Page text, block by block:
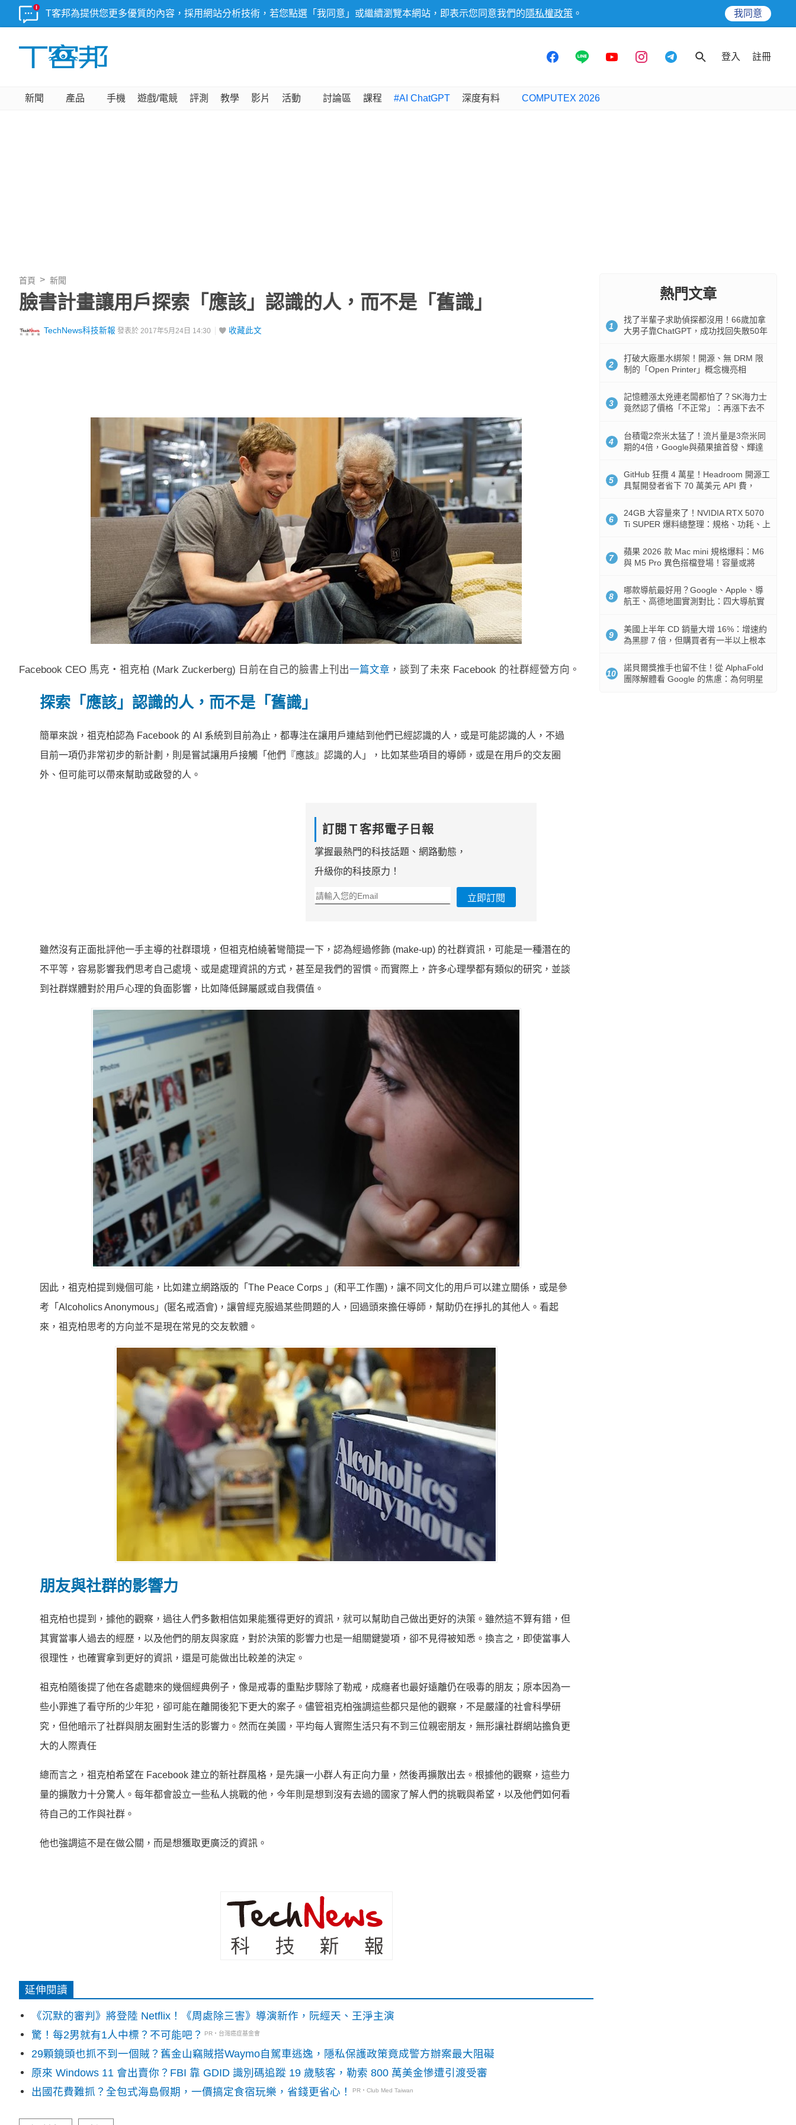
T客邦為提供您更多優質的內容，採用網站分析技術，若您點選「我同意」或繼續瀏覽本網站，即表示您同意我們的 隱私權政策 。 我同意
登入 註冊
新聞 產品 手機 遊戲/電競 評測 教學 影片 活動 討論區 課程 #AI ChatGPT 深度有料 COMPUTEX 2026
首頁 新聞
臉書計畫讓用戶探索「應該」認識的人，而不是「舊識」
TechNews科技新報 發表於 2017年5月24日 14:30 收藏此文
Facebook CEO 馬克‧祖克柏 (Mark Zuckerberg) 日前在自己的臉書上刊出一篇文章 ，談到了未來 Facebook 的社群經營方向。
探索「應該」認識的人，而不是「舊識」
簡單來說，祖克柏認為 Facebook 的 AI 系統到目前為止，都專注在讓用戶連結到他們已經認識的人，或是可能認識的人，不過
目前一項仍非常初步的新計劃，則是嘗試讓用戶接觸「他們『應該』認識的人」，比如某些項目的導師，或是在用戶的交友圈
外、但可能可以帶來幫助或啟發的人。
訂閱Ｔ客邦電子日報
掌握最熱門的科技話題、網路動態，
升級你的科技原力！
立即訂閱
雖然沒有正面批評他一手主導的社群環境，但祖克柏繞著彎簡提一下，認為經過修飾 (make-up) 的社群資訊，可能是一種潛在的
不平等，容易影響我們思考自己處境、或是處理資訊的方式，甚至是我們的習慣。而實際上，許多心理學都有類似的研究，並談
到社群媒體對於用戶心理的負面影響，比如降低歸屬感或自我價值。
因此，祖克柏提到幾個可能，比如建立網路版的「The Peace Corps 」(和平工作團)，讓不同文化的用戶可以建立關係，或是參
考「Alcoholics Anonymous」(匿名戒酒會)，讓曾經克服過某些問題的人，回過頭來擔任導師，幫助仍在掙扎的其他人。看起
來，祖克柏思考的方向並不是現在常見的交友軟體。
朋友與社群的影響力
祖克柏也提到，據他的觀察，過往人們多數相信如果能獲得更好的資訊，就可以幫助自己做出更好的決策。雖然這不算有錯，但
其實當事人過去的經歷，以及他們的朋友與家庭，對於決策的影響力也是一組關鍵變項，卻不見得被知悉。換言之，即使當事人
很理性，也確實拿到更好的資訊，還是可能做出比較差的決定。
祖克柏隨後提了他在各處聽來的幾個經典例子，像是戒毒的重點步驟除了勒戒，成癮者也最好遠離仍在吸毒的朋友；原本因為一
些小罪進了看守所的少年犯，卻可能在離開後犯下更大的案子。儘管祖克柏強調這些都只是他的觀察，不是嚴謹的社會科學研
究，但他暗示了社群與朋友圈對生活的影響力。然而在美國，平均每人實際生活只有不到三位親密朋友，無形讓社群網站擔負更
大的人際責任
總而言之，祖克柏希望在 Facebook 建立的新社群風格，是先讓一小群人有正向力量，然後再擴散出去。根據他的觀察，這些力
量的擴散力十分驚人。每年都會設立一些私人挑戰的他，今年則是想到沒有去過的國家了解人們的挑戰與希望，以及他們如何看
待自己的工作與社群。
他也強調這不是在做公關，而是想獲取更廣泛的資訊。
延伸閱讀
《沉默的審判》將登陸 Netflix！《周處除三害》導演新作，阮經天、王淨主演
驚！每2男就有1人中標？不可能吧？
PR・台灣癌症基金會
29顆鏡頭也抓不到一個賊？舊金山竊賊搭Waymo自駕車逃逸，隱私保護政策竟成警方辦案最大阻礙
原來 Windows 11 會出賣你？FBI 靠 GDID 識別碼追蹤 19 歲駭客，勒索 800 萬美金慘遭引渡受審
出國花費難抓？全包式海島假期，一價搞定食宿玩樂，省錢更省心！
PR・Club Med Taiwan
熱門文章
1
找了半輩子求助偵探都沒用！66歲加拿
大男子靠ChatGPT，成功找回失散50年
2
打破大廠墨水綁架！開源、無 DRM 限
制的「Open Printer」概念機亮相
3
記憶體漲太兇連老闆都怕了？SK海力士
竟然認了價格「不正常」：再漲下去不
4
台積電2奈米太猛了！流片量是3奈米同
期的4倍，Google與蘋果搶首發、輝達
5
GitHub 狂攬 4 萬星！Headroom 開源工
具幫開發者省下 70 萬美元 API 費，
6
24GB 大容量來了！NVIDIA RTX 5070
Ti SUPER 爆料總整理：規格、功耗、上
7
蘋果 2026 款 Mac mini 規格爆料：M6
與 M5 Pro 異色搭檔登場！容量或將
8
哪款導航最好用？Google、Apple、導
航王、高德地圖實測對比：四大導航實
9
美國上半年 CD 銷量大增 16%：增速約
為黑膠 7 倍，但購買者有一半以上根本
10
諾貝爾獎推手也留不住！從 AlphaFold
團隊解體看 Google 的焦慮：為何明星